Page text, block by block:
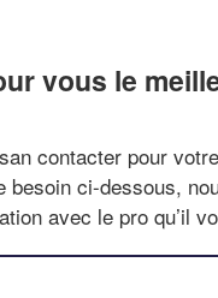
vous le
contacter pour
besoin ci-dessous,
avec le pro qu’il